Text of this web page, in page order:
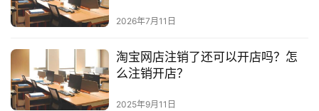
2026年7月11日
淘宝网店注销了还可以开店吗？怎
么注销开店？
2025年9月11日